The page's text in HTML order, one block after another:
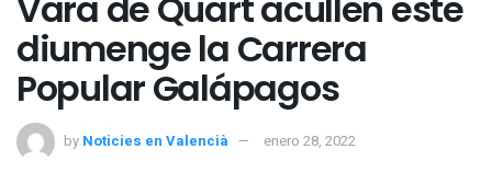
diumenge la Carrera
Popular Galápagos
by Noticies en Valencià enero 28, 2022